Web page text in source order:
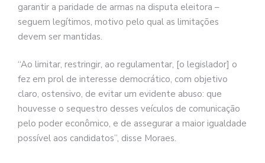
garantir a paridade de armas na disputa eleitora –
seguem legítimos, motivo pelo qual as limitações
devem ser mantidas.
“Ao limitar, restringir, ao regulamentar, [o legislador] o
fez em prol de interesse democrático, com objetivo
claro, ostensivo, de evitar um evidente abuso: que
houvesse o sequestro desses veículos de comunicação
pelo poder econômico, e de assegurar a maior igualdade
possível aos candidatos”, disse Moraes.